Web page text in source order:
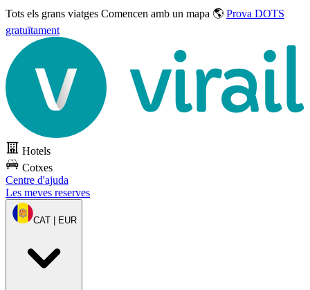
Tots els grans viatges Comencen amb un mapa 🌎 Prova DOTS
gratuïtament
Hotels
Cotxes
Centre d'ajuda
Les meves reserves
CAT | EUR